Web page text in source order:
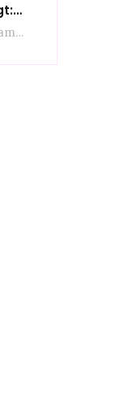
Neue Studie zeigt: Die Pflegeroutine gibt dem Alltag Struktur
Warum gehören Shampoo, Zahnpasta oder Gesichtscreme für die meisten Menschen in Europa ganz selbstverständlich zum…